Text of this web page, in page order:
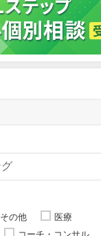
その他
医療